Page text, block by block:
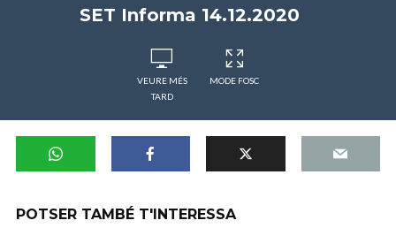
SET Informa 14.12.2020
VEURE MÉS
TARD
MODE FOSC
POTSER TAMBÉ T'INTERESSA